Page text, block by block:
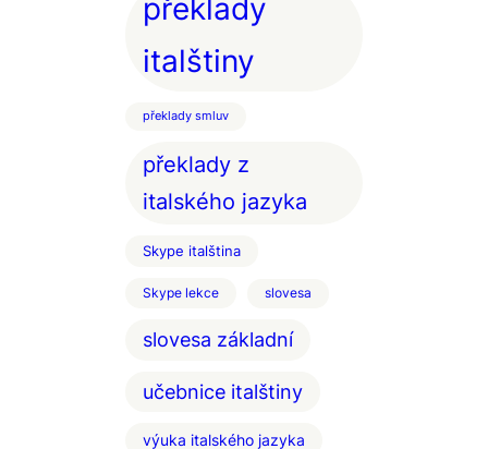
překlady
italštiny
překlady smluv
překlady z
italského jazyka
Skype italština
Skype lekce slovesa
slovesa základní
učebnice italštiny
výuka italského jazyka